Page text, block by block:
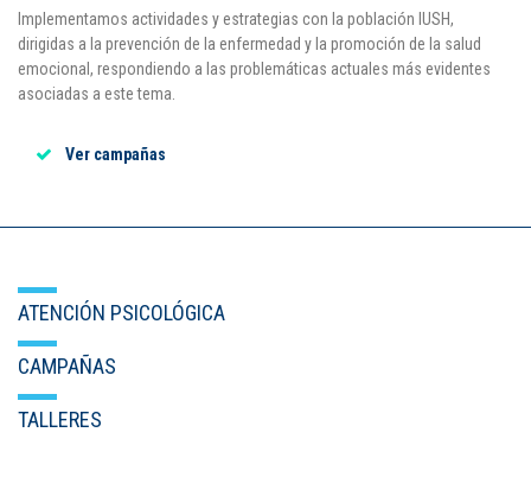
Implementamos actividades y estrategias con la población IUSH,
dirigidas a la prevención de la enfermedad y la promoción de la salud
emocional, respondiendo a las problemáticas actuales más evidentes
asociadas a este tema.
Ver campañas
ATENCIÓN PSICOLÓGICA
CAMPAÑAS
TALLERES